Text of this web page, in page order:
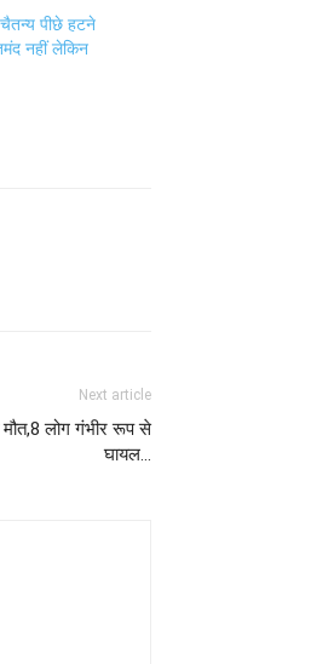
पीछे हटने
नहीं लेकिन
Next article
लोग गंभीर रूप से
घायल...